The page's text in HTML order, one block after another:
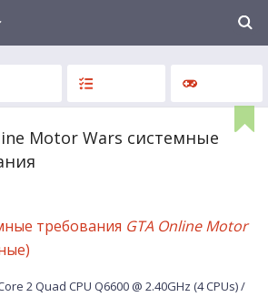
Motor Wars системные
требования GTA Online Motor
2 Quad CPU Q6600 @ 2.40GHz (4 CPUs) /